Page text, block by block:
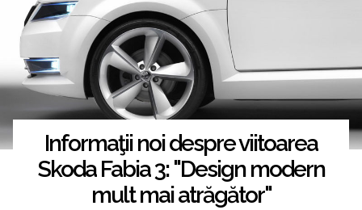
Informaţii noi despre viitoarea
Skoda Fabia 3: "Design modern
mult mai atrăgător"